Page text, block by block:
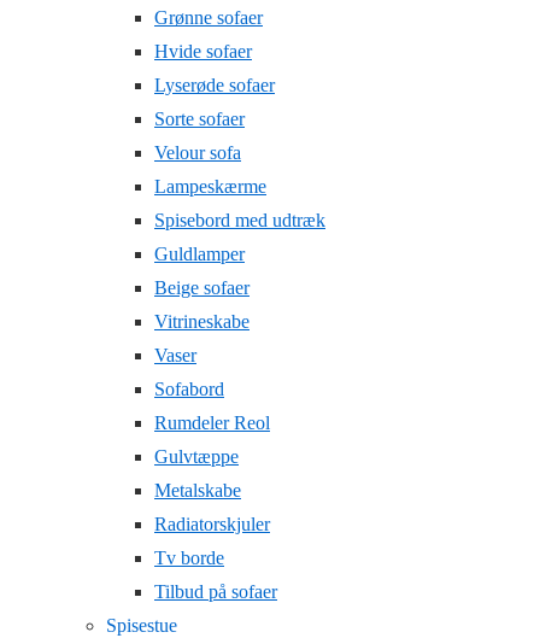
Grønne sofaer
Hvide sofaer
Lyserøde sofaer
Sorte sofaer
Velour sofa
Lampeskærme
Spisebord med udtræk
Guldlamper
Beige sofaer
Vitrineskabe
Vaser
Sofabord
Rumdeler Reol
Gulvtæppe
Metalskabe
Radiatorskjuler
Tv borde
Tilbud på sofaer
Spisestue